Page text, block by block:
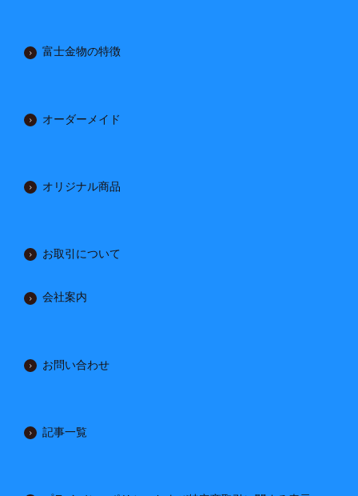
富士金物の特徴
オーダーメイド
オリジナル商品
お取引について
会社案内
お問い合わせ
記事一覧